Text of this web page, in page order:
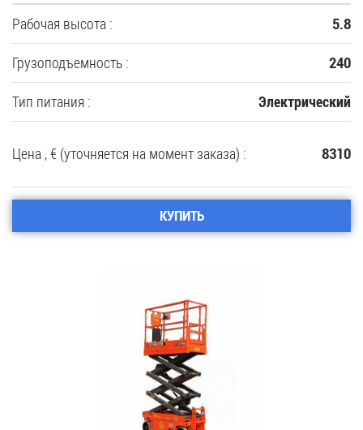
Рабочая высота : 5.8
Грузоподъемность : 240
Тип питания : Электрический
Цена , € (уточняется на момент заказа) : 8310
КУПИТЬ